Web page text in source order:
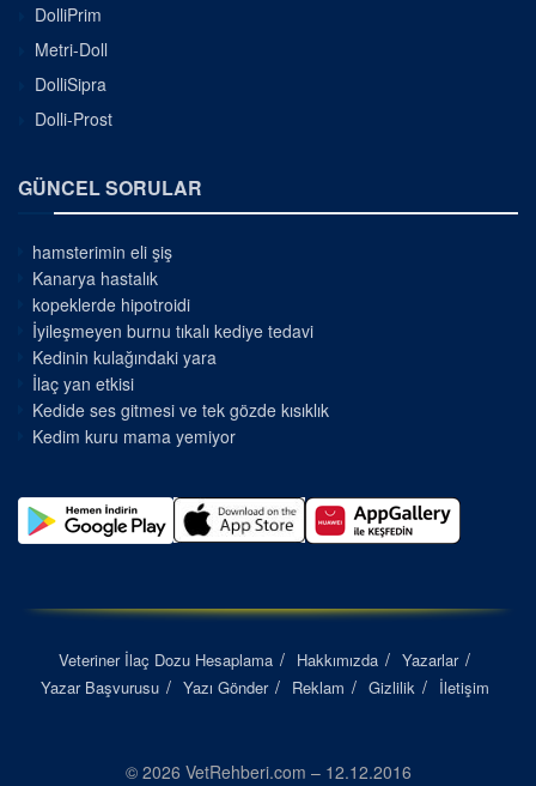
DolliPrim
Metri-Doll
DolliSipra
Dolli-Prost
GÜNCEL SORULAR
hamsterimin eli şiş
Kanarya hastalık
kopeklerde hipotroidi
İyileşmeyen burnu tıkalı kediye tedavi
Kedinin kulağındaki yara
İlaç yan etkisi
Kedide ses gitmesi ve tek gözde kısıklık
Kedim kuru mama yemiyor
Veteriner İlaç Dozu Hesaplama Hakkımızda
Yazarlar
Yazar Başvurusu
Yazı Gönder Reklam Gizlilik İletişim
© 2026 VetRehberi.com – 12.12.2016